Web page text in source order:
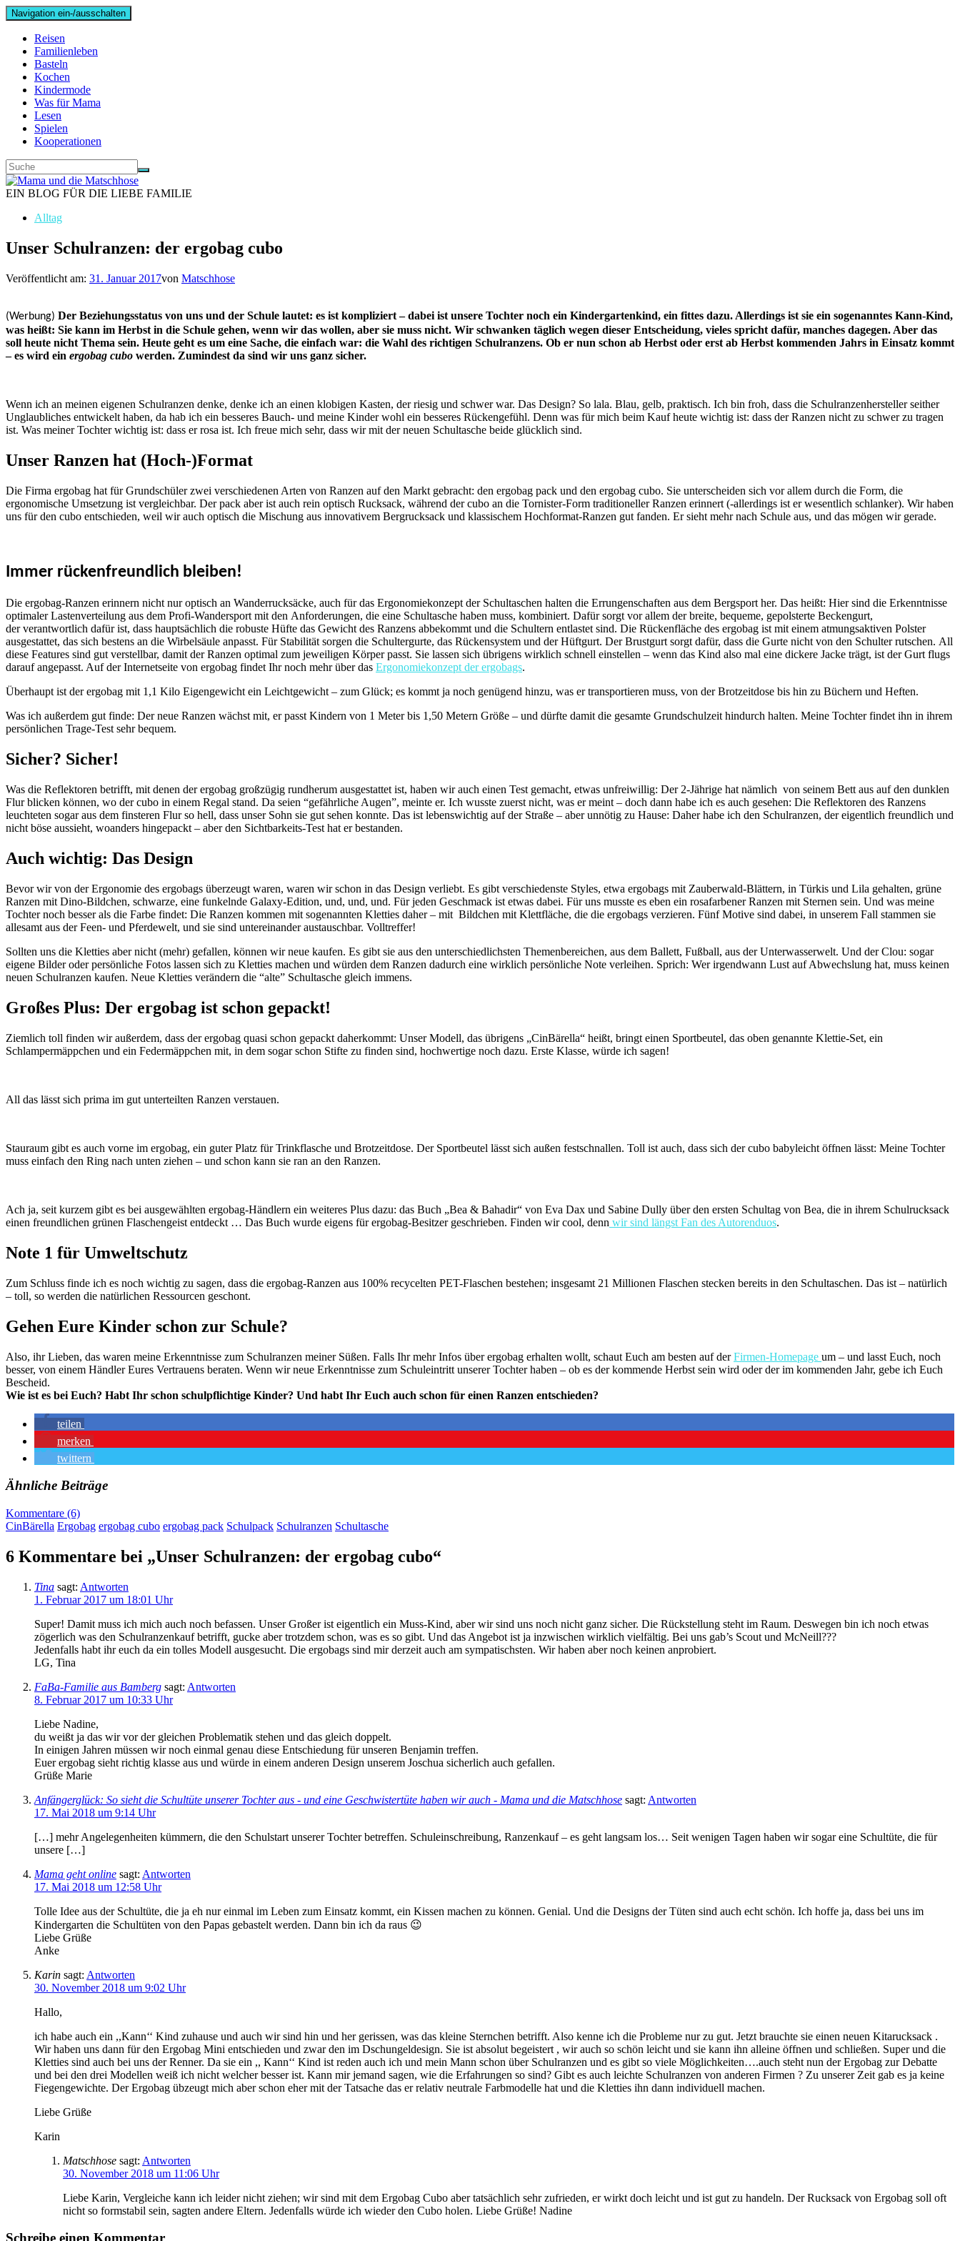
Navigation ein-/ausschalten
Reisen
Familienleben
Basteln
Kochen
Kindermode
Was für Mama
Lesen
Spielen
Kooperationen
EIN BLOG FÜR DIE LIEBE FAMILIE
Alltag
Unser Schulranzen: der ergobag cubo
Veröffentlicht am: 31. Januar 2017von Matschhose
(Werbung) Der Beziehungsstatus von uns und der Schule lautet: es ist kompliziert – dabei ist unsere Tochter noch ein Kindergartenkind, ein fittes dazu. Allerdings ist sie ein sogenanntes Kann-Kind,
was heißt: Sie kann im Herbst in die Schule gehen, wenn wir das wollen, aber sie muss nicht. Wir schwanken täglich wegen dieser Entscheidung, vieles spricht dafür, manches dagegen. Aber das
soll heute nicht Thema sein. Heute geht es um eine Sache, die einfach war: die Wahl des richtigen Schulranzens. Ob er nun schon ab Herbst oder erst ab Herbst kommenden Jahrs in Einsatz kommt
– es wird ein ergobag cubo werden. Zumindest da sind wir uns ganz sicher.
Wenn ich an meinen eigenen Schulranzen denke, denke ich an einen klobigen Kasten, der riesig und schwer war. Das Design? So lala. Blau, gelb, praktisch. Ich bin froh, dass die Schulranzenhersteller seither
Unglaubliches entwickelt haben, da hab ich ein besseres Bauch- und meine Kinder wohl ein besseres Rückengefühl. Denn was für mich beim Kauf heute wichtig ist: dass der Ranzen nicht zu schwer zu tragen
ist. Was meiner Tochter wichtig ist: dass er rosa ist. Ich freue mich sehr, dass wir mit der neuen Schultasche beide glücklich sind.
Unser Ranzen hat (Hoch-)Format
Die Firma ergobag hat für Grundschüler zwei verschiedenen Arten von Ranzen auf den Markt gebracht: den ergobag pack und den ergobag cubo. Sie unterscheiden sich vor allem durch die Form, die
ergonomische Umsetzung ist vergleichbar. Der pack aber ist auch rein optisch Rucksack, während der cubo an die Tornister-Form traditioneller Ranzen erinnert (-allerdings ist er wesentlich schlanker). Wir haben
uns für den cubo entschieden, weil wir auch optisch die Mischung aus innovativem Bergrucksack und klassischem Hochformat-Ranzen gut fanden. Er sieht mehr nach Schule aus, und das mögen wir gerade.
Immer rückenfreundlich bleiben!
Die ergobag-Ranzen erinnern nicht nur optisch an Wanderrucksäcke, auch für das Ergonomiekonzept der Schultaschen halten die Errungenschaften aus dem Bergsport her. Das heißt: Hier sind die Erkenntnisse
optimaler Lastenverteilung aus dem Profi-Wandersport mit den Anforderungen, die eine Schultasche haben muss, kombiniert. Dafür sorgt vor allem der breite, bequeme, gepolsterte Beckengurt,
der verantwortlich dafür ist, dass hauptsächlich die robuste Hüfte das Gewicht des Ranzens abbekommt und die Schultern entlastet sind. Die Rückenfläche des ergobag ist mit einem atmungsaktiven Polster
ausgestattet, das sich bestens an die Wirbelsäule anpasst. Für Stabilität sorgen die Schultergurte, das Rückensystem und der Hüftgurt. Der Brustgurt sorgt dafür, dass die Gurte nicht von den Schulter rutschen. All
diese Features sind gut verstellbar, damit der Ranzen optimal zum jeweiligen Körper passt. Sie lassen sich übrigens wirklich schnell einstellen – wenn das Kind also mal eine dickere Jacke trägt, ist der Gurt flugs
darauf angepasst. Auf der Internetseite von ergobag findet Ihr noch mehr über das Ergonomiekonzept der ergobags.
Überhaupt ist der ergobag mit 1,1 Kilo Eigengewicht ein Leichtgewicht – zum Glück; es kommt ja noch genügend hinzu, was er transportieren muss, von der Brotzeitdose bis hin zu Büchern und Heften.
Was ich außerdem gut finde: Der neue Ranzen wächst mit, er passt Kindern von 1 Meter bis 1,50 Metern Größe – und dürfte damit die gesamte Grundschulzeit hindurch halten. Meine Tochter findet ihn in ihrem
persönlichen Trage-Test sehr bequem.
Sicher? Sicher!
Was die Reflektoren betrifft, mit denen der ergobag großzügig rundherum ausgestattet ist, haben wir auch einen Test gemacht, etwas unfreiwillig: Der 2-Jährige hat nämlich von seinem Bett aus auf den dunklen
Flur blicken können, wo der cubo in einem Regal stand. Da seien “gefährliche Augen”, meinte er. Ich wusste zuerst nicht, was er meint – doch dann habe ich es auch gesehen: Die Reflektoren des Ranzens
leuchteten sogar aus dem finsteren Flur so hell, dass unser Sohn sie gut sehen konnte. Das ist lebenswichtig auf der Straße – aber unnötig zu Hause: Daher habe ich den Schulranzen, der eigentlich freundlich und
nicht böse aussieht, woanders hingepackt – aber den Sichtbarkeits-Test hat er bestanden.
Auch wichtig: Das Design
Bevor wir von der Ergonomie des ergobags überzeugt waren, waren wir schon in das Design verliebt. Es gibt verschiedenste Styles, etwa ergobags mit Zauberwald-Blättern, in Türkis und Lila gehalten, grüne
Ranzen mit Dino-Bildchen, schwarze, eine funkelnde Galaxy-Edition, und, und, und. Für jeden Geschmack ist etwas dabei. Für uns musste es eben ein rosafarbener Ranzen mit Sternen sein. Und was meine
Tochter noch besser als die Farbe findet: Die Ranzen kommen mit sogenannten Kletties daher – mit Bildchen mit Klettfläche, die die ergobags verzieren. Fünf Motive sind dabei, in unserem Fall stammen sie
allesamt aus der Feen- und Pferdewelt, und sie sind untereinander austauschbar. Volltreffer!
Sollten uns die Kletties aber nicht (mehr) gefallen, können wir neue kaufen. Es gibt sie aus den unterschiedlichsten Themenbereichen, aus dem Ballett, Fußball, aus der Unterwasserwelt. Und der Clou: sogar
eigene Bilder oder persönliche Fotos lassen sich zu Kletties machen und würden dem Ranzen dadurch eine wirklich persönliche Note verleihen. Sprich: Wer irgendwann Lust auf Abwechslung hat, muss keinen
neuen Schulranzen kaufen. Neue Kletties verändern die “alte” Schultasche gleich immens.
Großes Plus: Der ergobag ist schon gepackt!
Ziemlich toll finden wir außerdem, dass der ergobag quasi schon gepackt daherkommt: Unser Modell, das übrigens „CinBärella“ heißt, bringt einen Sportbeutel, das oben genannte Klettie-Set, ein
Schlampermäppchen und ein Federmäppchen mit, in dem sogar schon Stifte zu finden sind, hochwertige noch dazu. Erste Klasse, würde ich sagen!
All das lässt sich prima im gut unterteilten Ranzen verstauen.
Stauraum gibt es auch vorne im ergobag, ein guter Platz für Trinkflasche und Brotzeitdose. Der Sportbeutel lässt sich außen festschnallen. Toll ist auch, dass sich der cubo babyleicht öffnen lässt: Meine Tochter
muss einfach den Ring nach unten ziehen – und schon kann sie ran an den Ranzen.
Ach ja, seit kurzem gibt es bei ausgewählten ergobag-Händlern ein weiteres Plus dazu: das Buch „Bea & Bahadir“ von Eva Dax und Sabine Dully über den ersten Schultag von Bea, die in ihrem Schulrucksack
einen freundlichen grünen Flaschengeist entdeckt … Das Buch wurde eigens für ergobag-Besitzer geschrieben. Finden wir cool, denn wir sind längst Fan des Autorenduos.
Note 1 für Umweltschutz
Zum Schluss finde ich es noch wichtig zu sagen, dass die ergobag-Ranzen aus 100% recycelten PET-Flaschen bestehen; insgesamt 21 Millionen Flaschen stecken bereits in den Schultaschen. Das ist – natürlich
– toll, so werden die natürlichen Ressourcen geschont.
Gehen Eure Kinder schon zur Schule?
Also, ihr Lieben, das waren meine Erkenntnisse zum Schulranzen meiner Süßen. Falls Ihr mehr Infos über ergobag erhalten wollt, schaut Euch am besten auf derFirmen-Homepage um – und lasst Euch, noch
besser, von einem Händler Eures Vertrauens beraten. Wenn wir neue Erkenntnisse zum Schuleintritt unserer Tochter haben – ob es der kommende Herbst sein wird oder der im kommenden Jahr, gebe ich Euch
Bescheid.
Wie ist es bei Euch? Habt Ihr schon schulpflichtige Kinder? Und habt Ihr Euch auch schon für einen Ranzen entschieden?
teilen
merken
twittern
Ähnliche Beiträge
Kommentare (6)
CinBärella Ergobag ergobag cubo ergobag pack Schulpack Schulranzen Schultasche
6 Kommentare bei „Unser Schulranzen: der ergobag cubo“
Tina sagt: Antworten
1. Februar 2017 um 18:01 Uhr
Super! Damit muss ich mich auch noch befassen. Unser Großer ist eigentlich ein Muss-Kind, aber wir sind uns noch nicht ganz sicher. Die Rückstellung steht im Raum. Deswegen bin ich noch etwas
zögerlich was den Schulranzenkauf betrifft, gucke aber trotzdem schon, was es so gibt. Und das Angebot ist ja inzwischen wirklich vielfältig. Bei uns gab’s Scout und McNeill???
Jedenfalls habt ihr euch da ein tolles Modell ausgesucht. Die ergobags sind mir derzeit auch am sympatischsten. Wir haben aber noch keinen anprobiert.
LG, Tina
FaBa-Familie aus Bamberg sagt: Antworten
8. Februar 2017 um 10:33 Uhr
Liebe Nadine,
du weißt ja das wir vor der gleichen Problematik stehen und das gleich doppelt.
In einigen Jahren müssen wir noch einmal genau diese Entschiedung für unseren Benjamin treffen.
Euer ergobag sieht richtig klasse aus und würde in einem anderen Design unserem Joschua sicherlich auch gefallen.
Grüße Marie
Anfängerglück: So sieht die Schultüte unserer Tochter aus - und eine Geschwistertüte haben wir auch - Mama und die Matschhose sagt: Antworten
17. Mai 2018 um 9:14 Uhr
[…] mehr Angelegenheiten kümmern, die den Schulstart unserer Tochter betreffen. Schuleinschreibung, Ranzenkauf – es geht langsam los… Seit wenigen Tagen haben wir sogar eine Schultüte, die für
unsere […]
Mama geht online sagt: Antworten
17. Mai 2018 um 12:58 Uhr
Tolle Idee aus der Schultüte, die ja eh nur einmal im Leben zum Einsatz kommt, ein Kissen machen zu können. Genial. Und die Designs der Tüten sind auch echt schön. Ich hoffe ja, dass bei uns im
Kindergarten die Schultüten von den Papas gebastelt werden. Dann bin ich da raus 😉
Liebe Grüße
Anke
Karin sagt: Antworten
30. November 2018 um 9:02 Uhr
Hallo,
ich habe auch ein ,,Kann‘‘ Kind zuhause und auch wir sind hin und her gerissen, was das kleine Sternchen betrifft. Also kenne ich die Probleme nur zu gut. Jetzt brauchte sie einen neuen Kitarucksack .
Wir haben uns dann für den Ergobag Mini entschieden und zwar den im Dschungeldesign. Sie ist absolut begeistert , wir auch so schön leicht und sie kann ihn alleine öffnen und schließen. Super und die
Kletties sind auch bei uns der Renner. Da sie ein ,, Kann‘‘ Kind ist reden auch ich und mein Mann schon über Schulranzen und es gibt so viele Möglichkeiten….auch steht nun der Ergobag zur Debatte
und bei den drei Modellen weiß ich nicht welcher besser ist. Kann mir jemand sagen, wie die Erfahrungen so sind? Gibt es auch leichte Schulranzen von anderen Firmen ? Zu unserer Zeit gab es ja keine
Fiegengewichte. Der Ergobag übzeugt mich aber schon eher mit der Tatsache das er relativ neutrale Farbmodelle hat und die Kletties ihn dann individuell machen.
Liebe Grüße
Karin
Matschhose sagt: Antworten
30. November 2018 um 11:06 Uhr
Liebe Karin, Vergleiche kann ich leider nicht ziehen; wir sind mit dem Ergobag Cubo aber tatsächlich sehr zufrieden, er wirkt doch leicht und ist gut zu handeln. Der Rucksack von Ergobag soll oft
nicht so formstabil sein, sagten andere Eltern. Jedenfalls würde ich wieder den Cubo holen. Liebe Grüße! Nadine